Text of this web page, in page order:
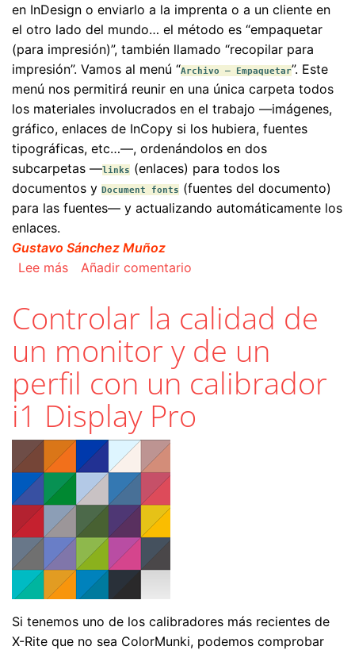
en InDesign o enviarlo a la imprenta o a un cliente en
el otro lado del mundo… el método es “empaquetar
(para impresión)”, también llamado “recopilar para
impresión”. Vamos al menú “Archivo – Empaquetar”. Este
menú nos permitirá reunir en una única carpeta todos
los materiales involucrados en el trabajo —imágenes,
gráfico, enlaces de InCopy si los hubiera, fuentes
tipográficas, etc…—, ordenándolos en dos
subcarpetas —links (enlaces) para todos los
documentos y Document fonts (fuentes del documento)
para las fuentes— y actualizando automáticamente los
enlaces.
Gustavo Sánchez Muñoz
Lee mássobre Enviar a la imprenta una revista con los
Añadir comentario
Controlar la calidad de
un monitor y de un
perfil con un calibrador
i1 Display Pro
Si tenemos uno de los calibradores más recientes de
X-Rite que no sea ColorMunki, podemos comprobar